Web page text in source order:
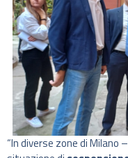
“In diverse zone di Milano